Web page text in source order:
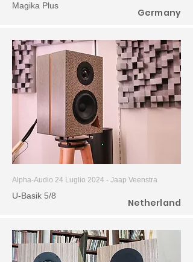
Magika Plus
Germany
Alpha-Audio 24 Luglio 2024 - Jaap Veenstra
U-Basik 5/8
Netherland